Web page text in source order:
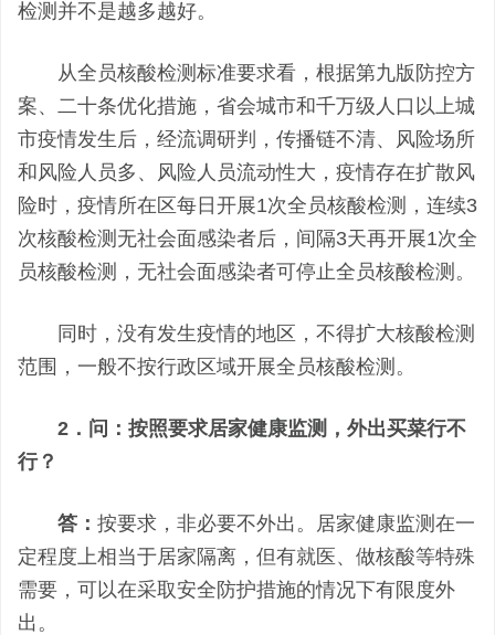
检测并不是越多越好。
从全员核酸检测标准要求看，根据第九版防控方
案、二十条优化措施，省会城市和千万级人口以上城
市疫情发生后，经流调研判，传播链不清、风险场所
和风险人员多、风险人员流动性大，疫情存在扩散风
险时，疫情所在区每日开展1次全员核酸检测，连续3
次核酸检测无社会面感染者后，间隔3天再开展1次全
员核酸检测，无社会面感染者可停止全员核酸检测。
同时，没有发生疫情的地区，不得扩大核酸检测
范围，一般不按行政区域开展全员核酸检测。
2．问：按照要求居家健康监测，外出买菜行不
行？
答 ： 按要求，非必要不外出。居家健康监测在一
定程度上相当于居家隔离，但有就医、做核酸等特殊
需要，可以在采取安全防护措施的情况下有限度外
出。